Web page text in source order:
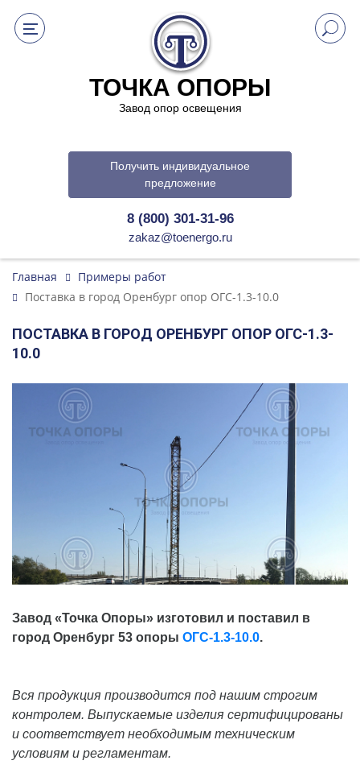
ТОЧКА ОПОРЫ
Завод опор освещения
Получить индивидуальное
предложение
8 (800) 301-31-96
zakaz@toenergo.ru
Главная
Примеры работ
Поставка в город Оренбург опор ОГС-1.3-10.0
ПОСТАВКА В ГОРОД ОРЕНБУРГ ОПОР ОГС-1.3-
10.0
Завод «Точка Опоры» изготовил и поставил в
город Оренбург 53 опоры ОГС-1.3-10.0.
Вся продукция производится под нашим строгим
контролем. Выпускаемые изделия сертифицированы
и соответствует необходимым техническим
условиям и регламентам. ⠀